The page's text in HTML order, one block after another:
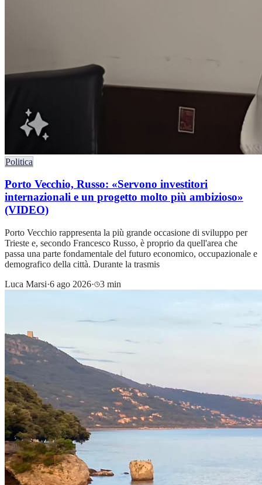
Politica
Porto Vecchio, Russo: «Servono investitori
internazionali e un progetto molto più ambizioso»
(VIDEO)
Porto Vecchio rappresenta la più grande occasione di sviluppo per
Trieste e, secondo Francesco Russo, è proprio da quell'area che
passa una parte fondamentale del futuro economico, occupazionale e
demografico della città. Durante la trasmis
Luca Marsi·6 ago 2026· 3 min